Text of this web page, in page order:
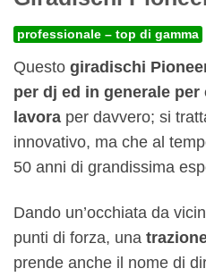
professionale – top di gamma
Questo giradischi
per dj ed in generale
lavora per davvero; si
innovativo, ma che al
50 anni di grandissima
Dando un’occhiata da
punti di forza, una
prende anche il nome di